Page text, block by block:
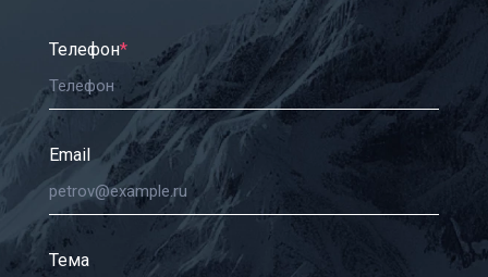
Телефон*
Email
Тема